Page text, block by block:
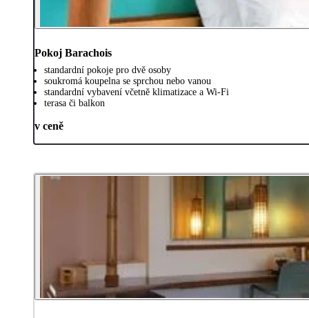
Pokoj Barachois
standardní pokoje pro dvě osoby
soukromá koupelna se sprchou nebo vanou
standardní vybavení včetně klimatizace a Wi-Fi
terasa či balkon
v ceně